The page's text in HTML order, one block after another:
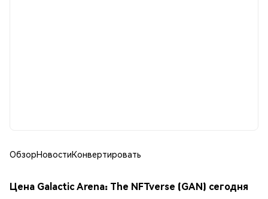
ОбзорНовостиКонвертировать
Цена Galactic Arena: The NFTverse (GAN) сегодня